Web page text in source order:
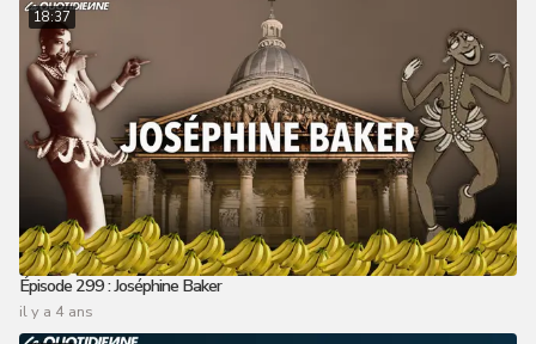
18:37
Épisode 299 : Joséphine Baker
il y a 4 ans